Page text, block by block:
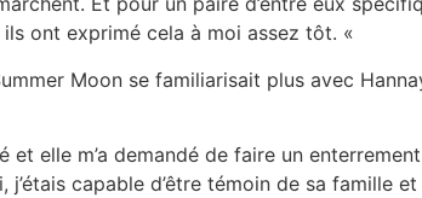
ils ont exprimé cela à moi assez tôt. «
Moon se familiarisait plus avec
et elle m’a demandé de faire un
capable d’être témoin de sa famille